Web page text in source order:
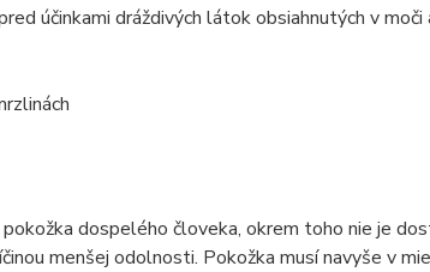
účinkami dráždivých látok obsiahnutých v moči
dospelého človeka, okrem toho nie je
menšej odolnosti. Pokožka musí navyše v